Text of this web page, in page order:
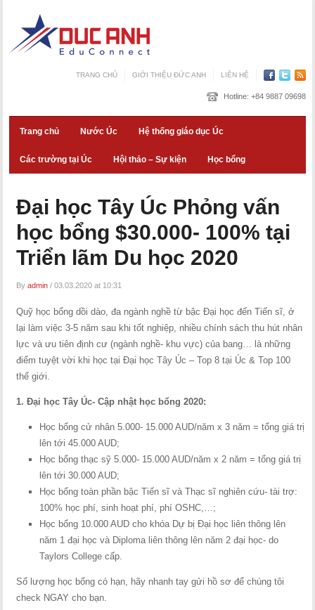
TRANG CHỦ GIỚI THIỆU ĐỨC ANH LIÊN HỆ
Hotline: +84 9887 09698
Trang chủ Nước Úc Hệ thống giáo dục Úc
Các trường tại Úc Hội thảo – Sự kiện Học bổng
Đại học Tây Úc Phỏng vấn
học bổng $30.000- 100% tại
Triển lãm Du học 2020
Byadmin /03.03.2020 at 10:31
Quỹ học bổng dồi dào, đa ngành nghề từ bậc Đại học đến Tiến sĩ, ở
lại làm việc 3-5 năm sau khi tốt nghiệp, nhiều chính sách thu hút nhân
lực và ưu tiên định cư (ngành nghề- khu vực) của bang… là những
điểm tuyệt vời khi học tại Đại học Tây Úc – Top 8 tại Úc & Top 100
thế giới.
1. Đại học Tây Úc- Cập nhật học bổng 2020:
Học bổng cử nhân 5.000- 15.000 AUD/năm x 3 năm = tổng giá trị
lên tới 45.000 AUD;
Học bổng thạc sỹ 5.000- 15.000 AUD/năm x 2 năm = tổng giá trị
lên tới 30.000 AUD;
Học bổng toàn phần bậc Tiến sĩ và Thạc sĩ nghiên cứu- tài trợ:
100% học phí, sinh hoạt phí, phí OSHC,…;
Học bổng 10.000 AUD cho khóa Dự bị Đại học liên thông lên
năm 1 đại học và Diploma liên thông lên năm 2 đại học- do
Taylors College cấp.
Số lượng học bổng có hạn, hãy nhanh tay gửi hồ sơ để chúng tôi
check NGAY cho bạn.